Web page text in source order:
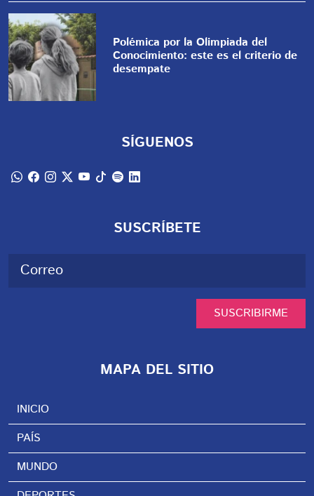
Polémica por la Olimpiada del
Conocimiento: este es el criterio de
desempate
SÍGUENOS
SUSCRÍBETE
SUSCRIBIRME
MAPA DEL SITIO
INICIO
PAÍS
MUNDO